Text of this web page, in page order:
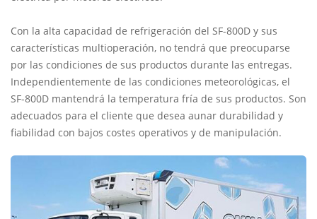
Con la alta capacidad de refrigeración del SF-800D y sus
características multioperación, no tendrá que preocuparse
por las condiciones de sus productos durante las entregas.
Independientemente de las condiciones meteorológicas, el
SF-800D mantendrá la temperatura fría de sus productos. Son
adecuados para el cliente que desea aunar durabilidad y
fiabilidad con bajos costes operativos y de manipulación.